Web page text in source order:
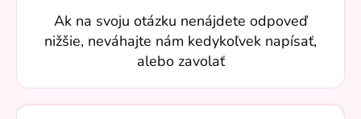
Ak na svoju otázku nenájdete odpoveď
nižšie, neváhajte nám kedykoľvek napísať,
alebo zavolať